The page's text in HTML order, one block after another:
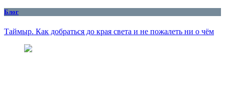
Блог
Таймыр. Как добраться до края света и не пожалеть ни о чём